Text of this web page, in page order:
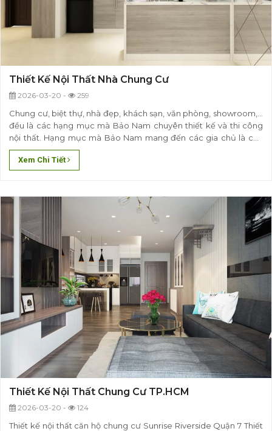
Thiết Kế Nội Thất Nhà Chung Cư
2026-03-20 - 259
Chung cư, biệt thự, nhà đẹp, khách sạn, văn phòng, showroom,...
đều là các hạng mục mà Bảo Nam chuyên thiết kế và thi công
nội thất. Hạng mục mà Bảo Nam mang đến các gia chủ là các
mẫu thiết kế nội thất, các mẫu chất liệu gỗ mang chất lượng khác
nhau, bất kể là về phương diện, không gian..
Xem Chi Tiết
Thiết Kế Nội Thất Chung Cư TP.HCM
2026-03-20 - 124
Thiết kế nội thất căn hộ chung cư Sunrise Riverside Quận 7 Thiết